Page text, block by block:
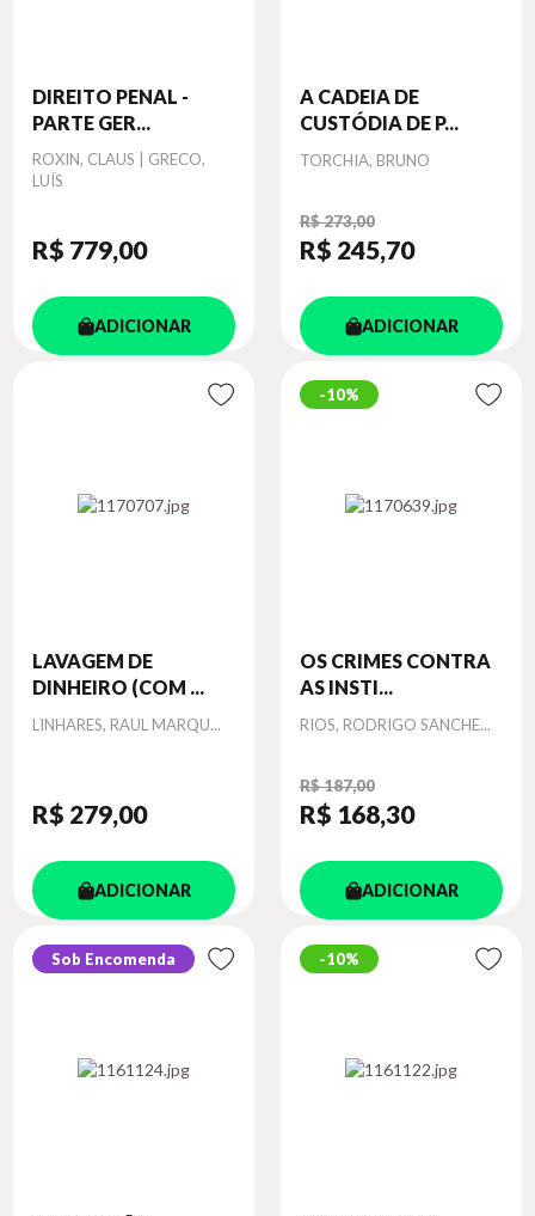
DIREITO PENAL -
PARTE GER...
Autor
ROXIN, CLAUS | GRECO,
LUÍS
R$ 779,00
ADICIONAR
A CADEIA DE
CUSTÓDIA DE P...
Autor
TORCHIA, BRUNO
R$ 273,00
R$ 245,70
ADICIONAR
LAVAGEM DE
DINHEIRO (COM ...
Autor
LINHARES, RAUL MARQU...
R$ 279,00
ADICIONAR
10%
OS CRIMES CONTRA
AS INSTI...
Autor
RIOS, RODRIGO SANCHE...
R$ 187,00
R$ 168,30
ADICIONAR
Sob Encomenda 10%